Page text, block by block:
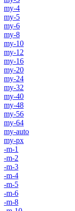
my-4
my-5
my-6
my-8
my-10
my-12
my-16
my-20
my-24
my-32
my-40
my-48
my-56
my-64
my-auto
my-px
-m-1
-m-2
-m-3
-m-4
-m-5
-m-6
-m-8